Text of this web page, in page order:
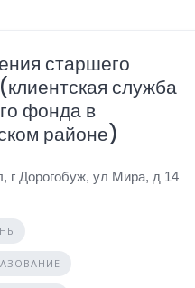
старшего
служба
фонда в
районе)
г Дорогобуж, ул Мира, д 14